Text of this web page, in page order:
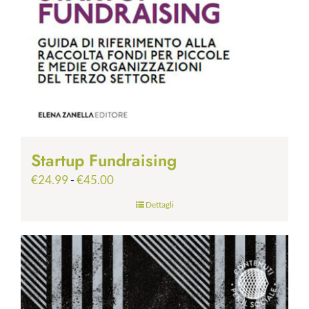
Startup Fundraising
€24.99-€45.00Fascia
€24.99
€45.00
Dettagli